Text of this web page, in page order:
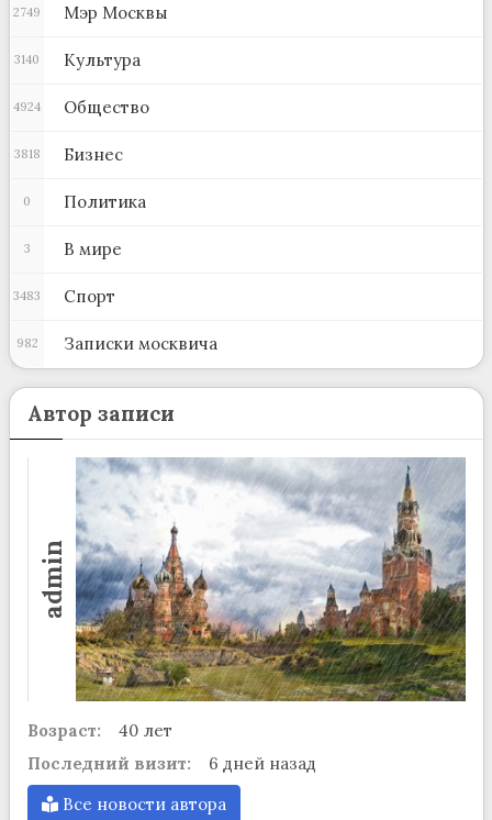
Мэр Москвы
2749
Культура
3140
Общество
4924
Бизнес
3818
Политика
0
В мире
3
Спорт
3483
Записки москвича
982
Автор записи
admin
Возраст:
40 лет
Последний визит:
6 дней назад
Все новости автора